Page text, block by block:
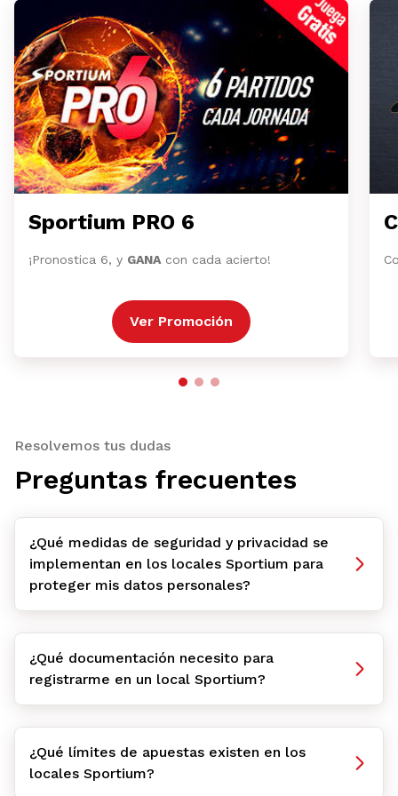
Sportium PRO 6
¡Pronostica 6, y GANA con cada acierto!
Ver Promoción
Resolvemos tus dudas
Preguntas frecuentes
¿Qué medidas de seguridad y privacidad se
implementan en los locales Sportium para
proteger mis datos personales?
¿Qué documentación necesito para
registrarme en un local Sportium?
¿Qué límites de apuestas existen en los
locales Sportium?